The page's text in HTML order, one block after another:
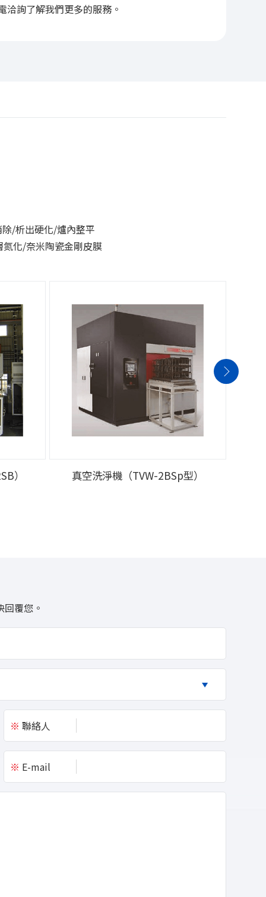
洽詢了解我們更多的服務。
/析出硬化/爐內整平
化/奈米陶瓷金剛皮膜
） 真空洗淨機（TVW-2BSp型）
覆您。
※ 聯絡人
※ E-mail